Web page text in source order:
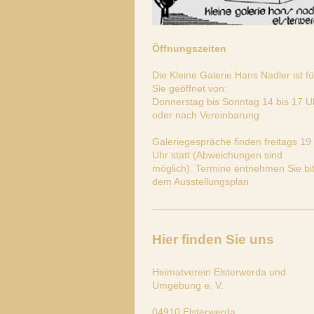
Öffnungszeiten
Die Kleine Galerie Hans Nadler ist
Sie geöffnet von:
Donnerstag bis Sonntag 14 bis 17
oder nach Vereinbarung
Galeriegespräche finden freitags 19
Uhr statt (Abweichungen sind
möglich). Termine entnehmen Sie
dem Ausstellungsplan
Hier finden Sie uns
Heimatverein Elsterwerda und
Umgebung e. V.
04910 Elsterwerda